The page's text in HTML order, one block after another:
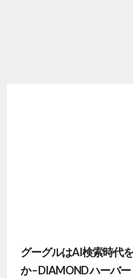
グーグルはAI検索時代
か – DIAMOND ハーバ